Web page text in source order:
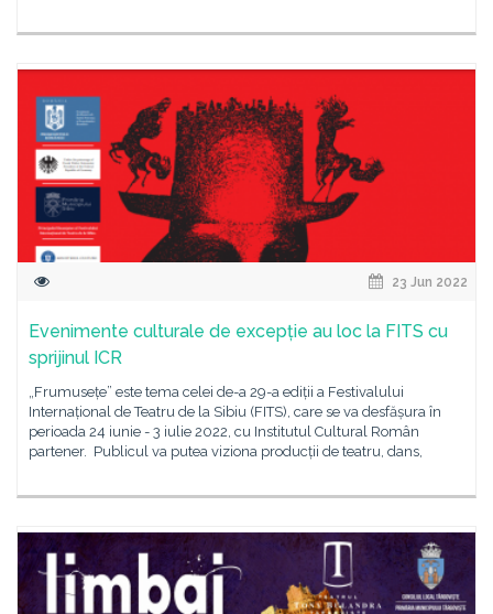
23 Jun 2022
Evenimente culturale de excepție au loc la FITS cu
sprijinul ICR
„Frumusețe” este tema celei de-a 29-a ediții a Festivalului
Internațional de Teatru de la Sibiu (FITS), care se va desfășura în
perioada 24 iunie - 3 iulie 2022, cu Institutul Cultural Român
partener. Publicul va putea viziona producții de teatru, dans,